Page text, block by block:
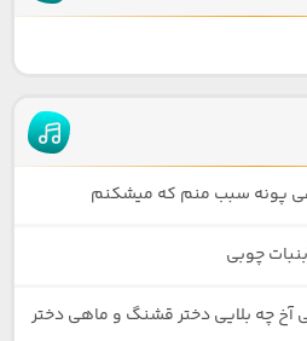
پونه سبب منم که میشکنم
چوبی
آخ چه بلایی دختر قشنگ و ماهی دختر